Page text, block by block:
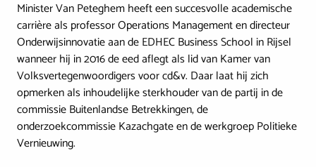
Minister Van Peteghem heeft een succesvolle academische
carrière als professor Operations Management en directeur
Onderwijsinnovatie aan de EDHEC Business School in Rijsel
wanneer hij in 2016 de eed aflegt als lid van Kamer van
Volksvertegenwoordigers voor cd&v. Daar laat hij zich
opmerken als inhoudelijke sterkhouder van de partij in de
commissie Buitenlandse Betrekkingen, de
onderzoekcommissie Kazachgate en de werkgroep Politieke
Vernieuwing.